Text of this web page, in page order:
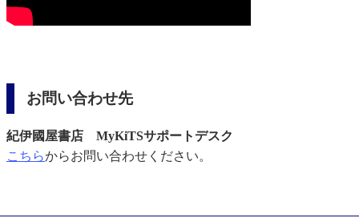
お問い合わせ先
紀伊國屋書店 MyKiTSサポートデスク
こちらからお問い合わせください。